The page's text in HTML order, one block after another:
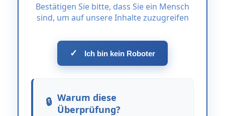
Bestätigen Sie bitte, dass Sie ein Mensch
sind, um auf unsere Inhalte zuzugreifen
✓ Ich bin kein Roboter
Warum diese
Überprüfung?